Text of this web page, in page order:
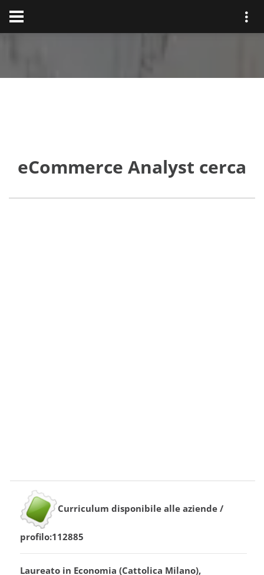
eCommerce Analyst cerca
Curriculum disponibile alle aziende /
profilo:112885
Laureato in Economia (Cattolica Milano),